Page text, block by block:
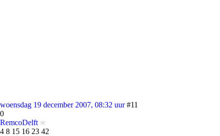
woensdag 19 december 2007, 08:32 uur #11
0
RemcoDelft
4 8 15 16 23 42